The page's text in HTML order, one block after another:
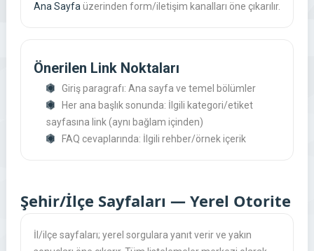
Ana Sayfa üzerinden form/iletişim kanalları öne çıkarılır.
Önerilen Link Noktaları
Giriş paragrafı: Ana sayfa ve temel bölümler
Her ana başlık sonunda: İlgili kategori/etiket
sayfasına link (aynı bağlam içinden)
FAQ cevaplarında: İlgili rehber/örnek içerik
Şehir/İlçe Sayfaları — Yerel Otorite
İl/ilçe sayfaları; yerel sorgulara yanıt verir ve yakın